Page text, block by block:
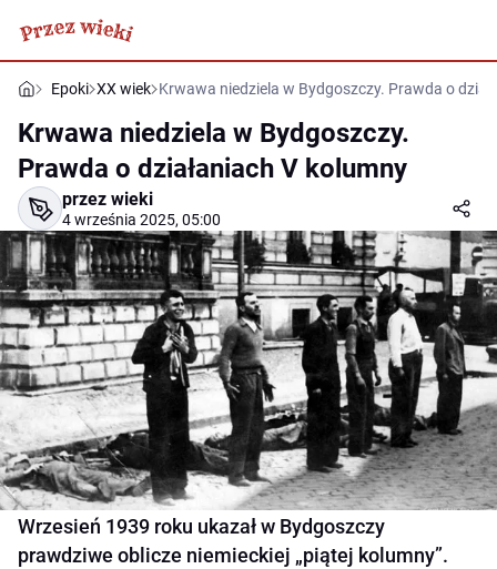
Epoki XX wiek Krwawa niedziela w Bydgoszczy. Prawda o
Krwawa niedziela w Bydgoszczy.
Prawda o działaniach V kolumny
przez wieki
4 września 2025, 05:00
Wrzesień 1939 roku ukazał w Bydgoszczy
prawdziwe oblicze niemieckiej „piątej kolumny”.